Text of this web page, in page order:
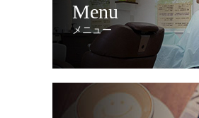
Menu
メニュー